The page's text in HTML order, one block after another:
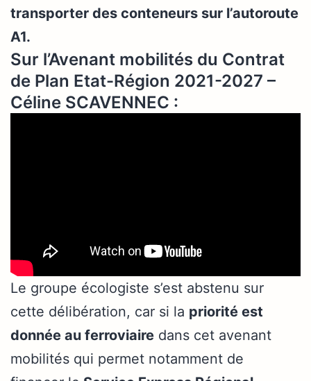
transporter des conteneurs sur l’autoroute
A1.
Sur l’Avenant mobilités du Contrat
de Plan Etat-Région 2021-2027 –
Céline SCAVENNEC :
Le groupe écologiste s’est abstenu sur
cette délibération, car si la priorité est
donnée au ferroviaire dans cet avenant
mobilités qui permet notamment de